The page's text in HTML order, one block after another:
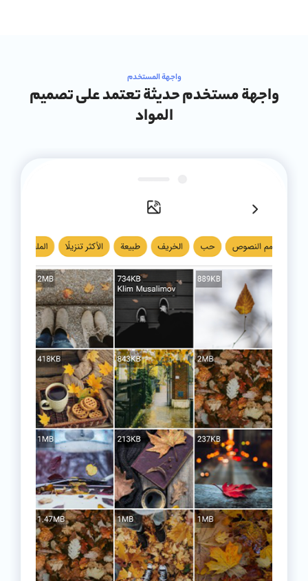
واجهة المستخدم
واجهة مستخدم حديثة تعتمد على تصميم
المواد